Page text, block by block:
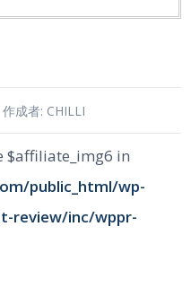
作成者: CHILLI
$affiliate_img6 in
public_html/wp-
review/inc/wppr-